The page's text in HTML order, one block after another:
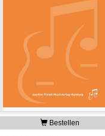
Bestellen